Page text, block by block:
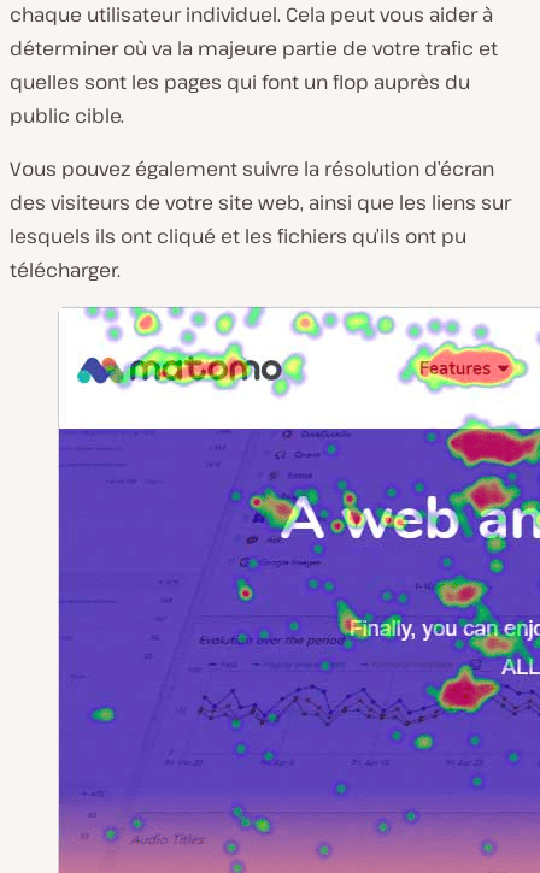
chaque utilisateur individuel. Cela peut vous aider à
déterminer où va la majeure partie de votre trafic et
quelles sont les pages qui font un flop auprès du
public cible.
Vous pouvez également suivre la résolution d’écran
des visiteurs de votre site web, ainsi que les liens sur
lesquels ils ont cliqué et les fichiers qu’ils ont pu
télécharger.